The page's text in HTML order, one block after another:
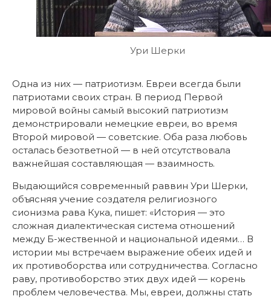
Ури Шерки
Одна из них — патриотизм. Евреи всегда были
патриотами своих стран. В период Первой
мировой войны самый высокий патриотизм
демонстрировали немецкие евреи, во время
Второй мировой — советские. Оба раза любовь
осталась безответной — в ней отсутствовала
важнейшая составляющая — взаимность.
Выдающийся современный раввин Ури Шерки,
объясняя учение создателя религиозного
сионизма рава Кука, пишет: «История — это
сложная диалектическая система отношений
между Б-жественной и национальной идеями… В
истории мы встречаем выражение обеих идей и
их противоборства или сотрудничества. Согласно
раву, противоборство этих двух идей — корень
проблем человечества. Мы, евреи, должны стать